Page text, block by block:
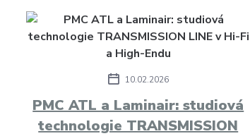
10.02.2026
PMC ATL a Laminair: studiová
technologie TRANSMISSION